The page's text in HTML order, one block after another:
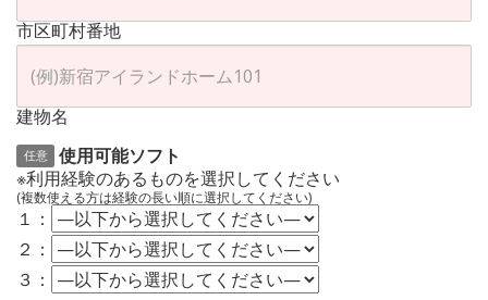
市区町村番地
建物名
任意
使用可能ソフト
※利用経験のあるものを選択してください
(複数使える方は経験の長い順に選択してください)
１：
２：
３：